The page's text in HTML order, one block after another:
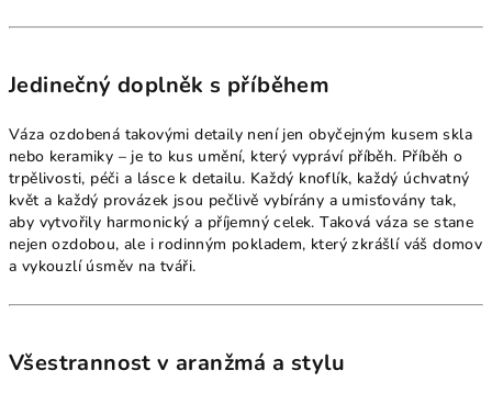
Jedinečný doplněk s příběhem
Váza ozdobená takovými detaily není jen obyčejným kusem skla
nebo keramiky – je to kus umění, který vypráví příběh. Příběh o
trpělivosti, péči a lásce k detailu. Každý knoflík, každý úchvatný
květ a každý provázek jsou pečlivě vybírány a umisťovány tak,
aby vytvořily harmonický a příjemný celek. Taková váza se stane
nejen ozdobou, ale i rodinným pokladem, který zkrášlí váš domov
a vykouzlí úsměv na tváři.
Všestrannost v aranžmá a stylu